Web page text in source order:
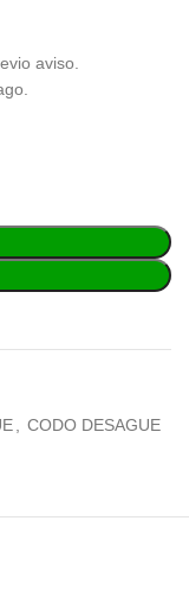
aviso.
CODO DESAGUE